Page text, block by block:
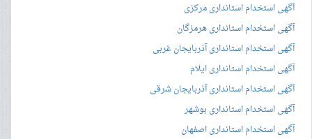
آگهی استخدام استانداری مرکزی
آگهی استخدام استانداری هرمزگان
آگهی استخدام استانداری آذربایجان غربی
آگهی استخدام استانداری ایلام
آگهی استخدام استانداری آذربایجان شرقی
آگهی استخدام استانداری بوشهر
آگهی استخدام استانداری اصفهان